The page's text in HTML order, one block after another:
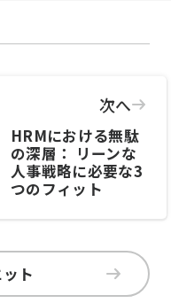
次へ
HRMにおける無駄
の深層： リーンな
人事戦略に必要な3
つのフィット
ト